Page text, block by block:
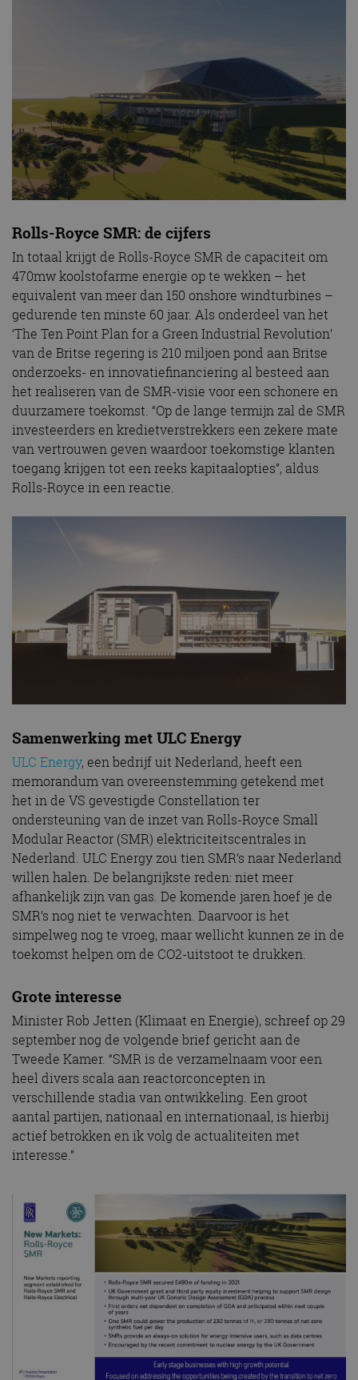
Rolls-Royce SMR: de cijfers
In totaal krijgt de Rolls-Royce SMR de capaciteit om
470mw koolstofarme energie op te wekken – het
equivalent van meer dan 150 onshore windturbines –
gedurende ten minste 60 jaar. Als onderdeel van het
‘The Ten Point Plan for a Green Industrial Revolution’
van de Britse regering is 210 miljoen pond aan Britse
onderzoeks- en innovatiefinanciering al besteed aan
het realiseren van de SMR-visie voor een schonere en
duurzamere toekomst. “Op de lange termijn zal de SMR
investeerders en kredietverstrekkers een zekere mate
van vertrouwen geven waardoor toekomstige klanten
toegang krijgen tot een reeks kapitaalopties”, aldus
Rolls-Royce in een reactie.
Samenwerking met ULC Energy
ULC Energy, een bedrijf uit Nederland, heeft een
memorandum van overeenstemming getekend met
het in de VS gevestigde Constellation ter
ondersteuning van de inzet van Rolls-Royce Small
Modular Reactor (SMR) elektriciteitscentrales in
Nederland. ULC Energy zou tien SMR’s naar Nederland
willen halen. De belangrijkste reden: niet meer
afhankelijk zijn van gas. De komende jaren hoef je de
SMR’s nog niet te verwachten. Daarvoor is het
simpelweg nog te vroeg, maar wellicht kunnen ze in de
toekomst helpen om de CO2-uitstoot te drukken.
Grote interesse
Minister Rob Jetten (Klimaat en Energie), schreef op 29
september nog de volgende brief gericht aan de
Tweede Kamer. “SMR is de verzamelnaam voor een
heel divers scala aan reactorconcepten in
verschillende stadia van ontwikkeling. Een groot
aantal partijen, nationaal en internationaal, is hierbij
actief betrokken en ik volg de actualiteiten met
interesse.”